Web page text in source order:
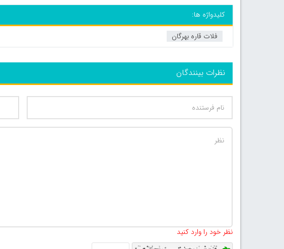
کلیدواژه ها:
فلات قاره بهرگان
نظرات بینندگان
نظر خود را وارد کنید